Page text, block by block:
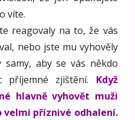
víte.
reagovaly na to, že vás
nebo jste mu vyhověly
aby se vás někdo
zjištění. Když
hlavně vyhovět muži
příznivé odhalení.